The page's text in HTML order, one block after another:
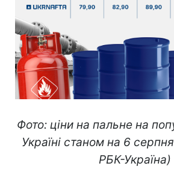
Фото: ціни на пальне на
Україні станом на 6
РБК-Україна)